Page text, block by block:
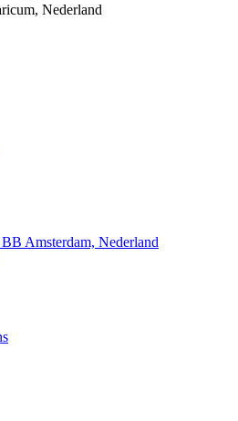
Nederland
Amsterdam, Nederland